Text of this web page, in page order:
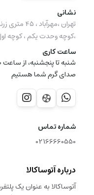
نشانی
،کوچه وحدت یکم ، کوچه اول
ساعت کاری
صدای گرم شما هستیم
شماره تماس
02166660550
درباره آتوساکالا
آتوساکالا به عنوان یک